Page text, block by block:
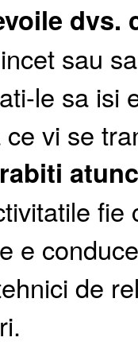
sau
le sa isi
vi se
e
de